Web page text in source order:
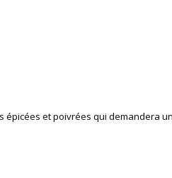
épicées et poivrées qui demandera